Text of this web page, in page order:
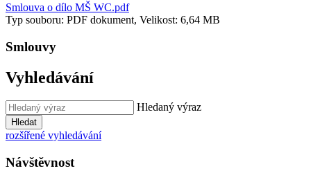
Smlouva o dílo MŠ WC.pdf
Typ souboru: PDF dokument, Velikost: 6,64 MB
Smlouvy
Vyhledávání
Hledaný výraz
Hledat
rozšířené vyhledávání
Návštěvnost